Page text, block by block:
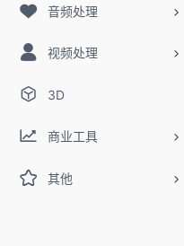
音频处理
视频处理
3D
商业工具
其他